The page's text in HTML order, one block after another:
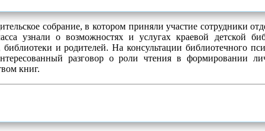
собрание, в котором приняли участие сотрудники
узнали о возможностях и услугах краевой детской
и родителей. На консультации библиотечного
разговор о роли чтения в формировании
книг.